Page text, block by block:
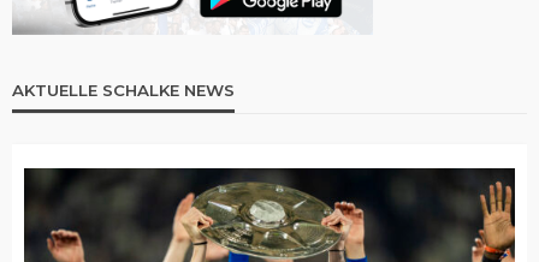
AKTUELLE SCHALKE NEWS